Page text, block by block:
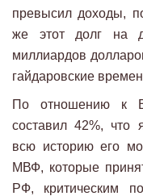
превысил доходы,
же этот долг на
миллиардов
гайдаровские
По отношению к
составил 42%, что
всю историю его
МВФ, которые
РФ, критическим